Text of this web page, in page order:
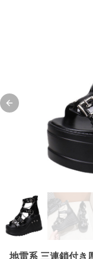
Previous slide
地雷系 三連鎖付き